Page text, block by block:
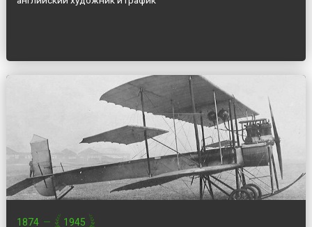
1874 — 1945